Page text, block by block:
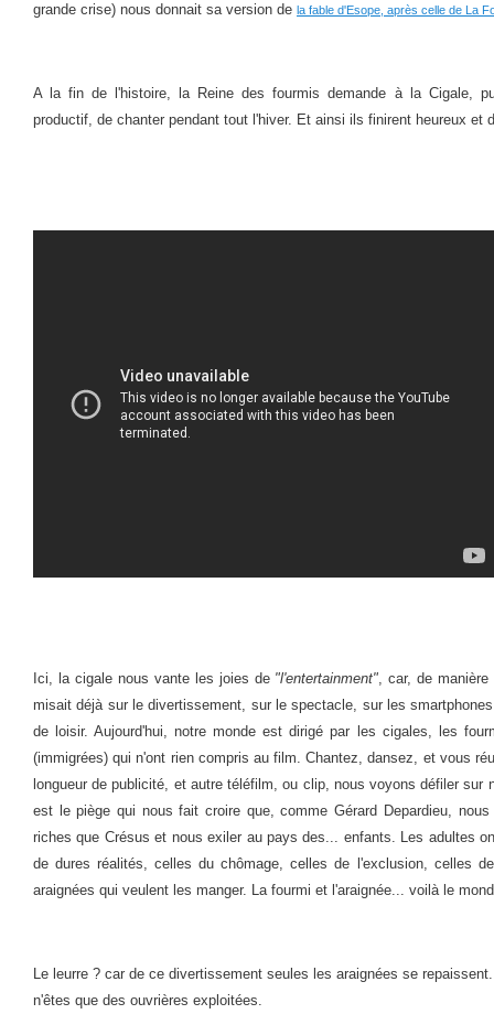
grande crise) nous donnait sa version de la fable d'Esope, après celle de La
A la fin de l'histoire, la Reine des fourmis demande à la Cigale,
productif, de chanter pendant tout l'hiver. Et ainsi ils finirent heureux et
Ici, la cigale nous vante les joies de "l'entertainment", car, de
misait déjà sur le divertissement, sur le spectacle, sur les
de loisir. Aujourd'hui, notre monde est dirigé par les cigales, les
(immigrées) qui n'ont rien compris au film. Chantez, dansez, et vous
longueur de publicité, et autre téléfilm, ou clip, nous voyons défiler sur
est le piège qui nous fait croire que, comme Gérard Depardieu,
riches que Crésus et nous exiler au pays des... enfants. Les adultes
de dures réalités, celles du chômage, celles de l'exclusion, celles
araignées qui veulent les manger. La fourmi et l'araignée... voilà le
Le leurre ? car de ce divertissement seules les araignées se
n'êtes que des ouvrières exploitées.